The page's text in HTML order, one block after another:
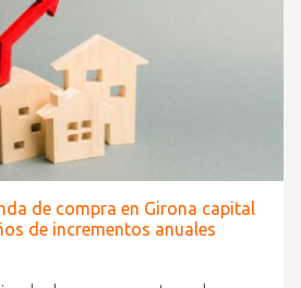
de compra en Girona capital
de incrementos anuales